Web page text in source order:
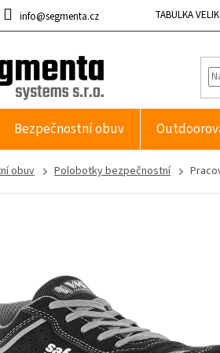
info@segmenta.cz TABULKA
Bezpečnostní obuv
obuv Polobotky bezpečnostní